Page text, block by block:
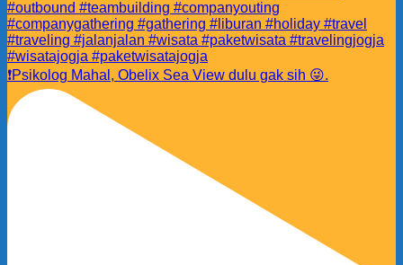
❗️Psikolog Mahal, Obelix Sea View dulu gak sih 😜.